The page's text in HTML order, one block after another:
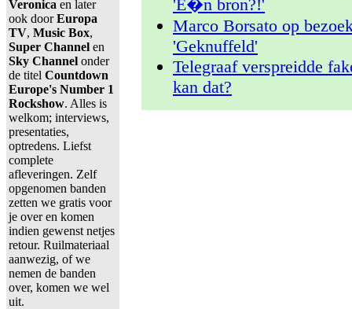
Veronica en later
ook doorEuropa
TV, Music Box,
Super Channel en
Sky Channel onder
de titel Countdown
Europe's Number 1
Rockshow. Alles is
welkom; interviews,
presentaties,
optredens. Liefst
complete
afleveringen. Zelf
opgenomen banden
zetten we gratis voor
je over en komen
indien gewenst netjes
retour. Ruilmateriaal
aanwezig, of we
nemen de banden
over, komen we wel
uit.
'E�n bron?!'
Marco Borsato op
'Geknuffeld'
Telegraaf verspreidde
kan dat?